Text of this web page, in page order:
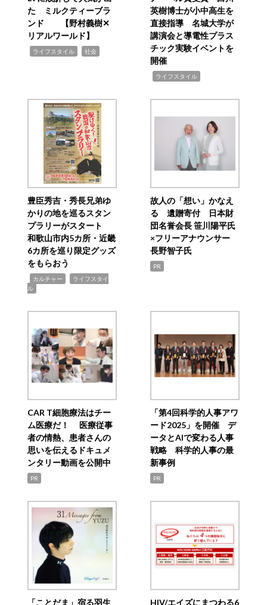
た ミルクティーブラ
ンド 【野村義樹✕
リアルワールド】
ライフスタイル 社会
英樹博士が小中高生を
直接指導 名城大学が
講演会と導電性プラス
チック実験イベントを
開催
ライフスタイル
豊臣秀吉・秀長兄弟ゆ
かりの地を巡るスタン
プラリーがスタート
和歌山市内5カ所・近畿
6カ所を巡り限定グッズ
をもらおう
カルチャー
ライフスタイ
ル
故人の「想い」かなえ
る 遺贈寄付 日本財
団名誉会長 笹川陽平氏
×フリーアナウンサー
長野智子氏
PR
CAR T細胞療法はチー
ム医療だ！ 医療従事
者の情熱、患者さんの
思いを伝えるドキュメ
ンタリー動画を公開中
PR
「第4回科学的人事アワ
ード2025」を開催 デ
ータとAIで変わる人事
戦略 科学的人事の最
新事例
PR
「ことだま」宿る羽生
HIV/エイズにまつわる6